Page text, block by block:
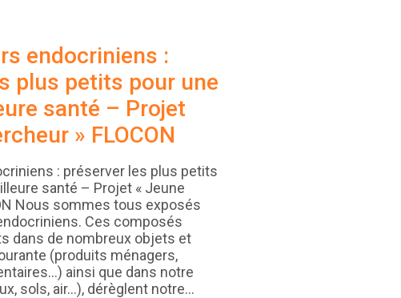
endocriniens :
plus petits pour une
santé – Projet
» FLOCON
: préserver les plus petits
santé – Projet « Jeune
Nous sommes tous exposés
Ces composés
dans de nombreux objets et
(produits ménagers,
ainsi que dans notre
sols, air…), dérèglent notre…